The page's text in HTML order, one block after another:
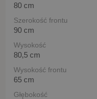
80 cm
Szerokość frontu
90 cm
Wysokość
80,5 cm
Wysokość frontu
65 cm
Głębokość